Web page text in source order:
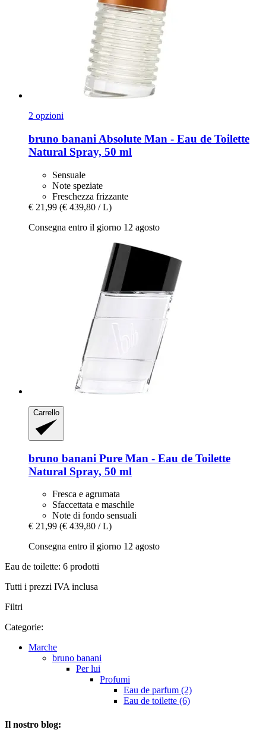
2 opzioni
bruno banani Absolute Man -​ Eau de Toilette
Natural Spray, 50 ml
Sensuale
Note speziate
Freschezza frizzante
€ 21,99 (€ 439,80 / L)
Consegna entro il giorno 12 agosto
Carrello
bruno banani Pure Man -​ Eau de Toilette
Natural Spray, 50 ml
Fresca e agrumata
Sfaccettata e maschile
Note di fondo sensuali
€ 21,99 (€ 439,80 / L)
Consegna entro il giorno 12 agosto
Eau de toilette: 6 prodotti
Tutti i prezzi IVA inclusa
Filtri
Categorie:
Marche
bruno banani
Per lui
Profumi
Eau de parfum (2)
Eau de toilette (6)
Il nostro blog: